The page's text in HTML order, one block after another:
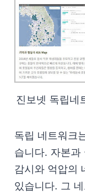
진보넷 독립네
독립 네트워크
습니다. 자본과
감시와 억압의
있습니다. 그